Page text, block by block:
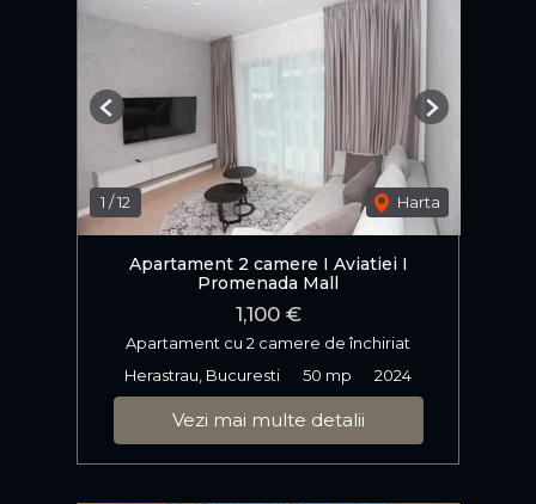
1 /12 Harta
Previous Next
Apartament 2 camere I Aviatiei I
Promenada Mall
1,100 €
Apartament cu 2 camere de închiriat
Herastrau, Bucuresti
50 mp 2024
Vezi mai multe detalii